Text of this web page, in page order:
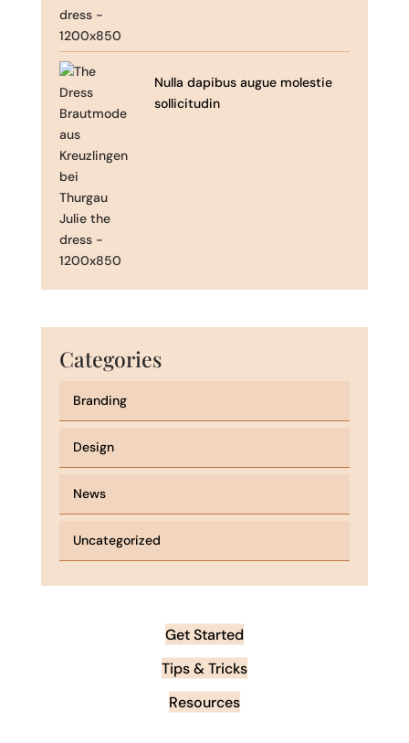
Nulla dapibus augue molestie
sollicitudin
Categories
Branding
Design
News
Uncategorized
Get Started
Tips & Tricks
Resources